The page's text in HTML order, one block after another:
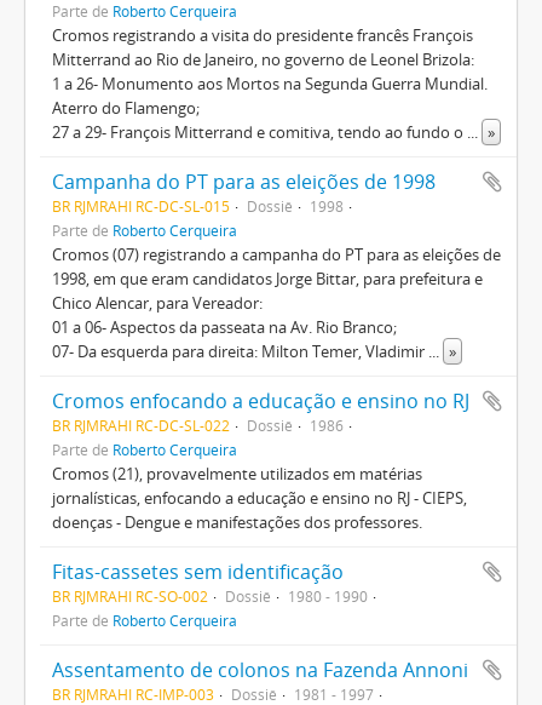
Parte de Roberto Cerqueira
Cromos registrando a visita do presidente francês François
Mitterrand ao Rio de Janeiro, no governo de Leonel Brizola:
1 a 26- Monumento aos Mortos na Segunda Guerra Mundial.
Aterro do Flamengo;
27 a 29- François Mitterrand e comitiva, tendo ao fundo o ... »
Campanha do PT para as eleições de 1998
BR RJMRAHI RC-DC-SL-015 Dossiê
1998
Parte de Roberto Cerqueira
Cromos (07) registrando a campanha do PT para as eleições de
1998, em que eram candidatos Jorge Bittar, para prefeitura e
Chico Alencar, para Vereador:
01 a 06- Aspectos da passeata na Av. Rio Branco;
07- Da esquerda para direita: Milton Temer, Vladimir ... »
Cromos enfocando a educação e ensino no RJ
BR RJMRAHI RC-DC-SL-022 Dossiê
1986
Parte de Roberto Cerqueira
Cromos (21), provavelmente utilizados em matérias
jornalísticas, enfocando a educação e ensino no RJ - CIEPS,
doenças - Dengue e manifestações dos professores.
Fitas-cassetes sem identificação
BR RJMRAHI RC-SO-002 Dossiê
1980 - 1990
Parte de Roberto Cerqueira
Assentamento de colonos na Fazenda Annoni
BR RJMRAHI RC-IMP-003 Dossiê
1981 - 1997